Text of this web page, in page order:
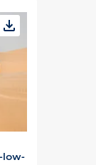
low-